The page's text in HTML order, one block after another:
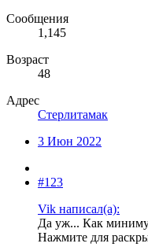
Сообщения
1,145
Возраст
48
Адрес
Стерлитамак
3 Июн 2022
#123
Vik написал(а):
Да уж... Как
Нажмите для